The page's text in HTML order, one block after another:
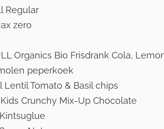
Regular
zero
Organics Bio Frisdrank Cola,
peperkoek
Lentil Tomato & Basil chips
Crunchy Mix-Up Chocolate